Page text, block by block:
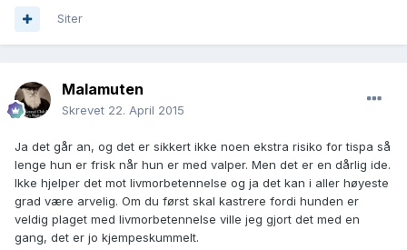
Siter
Malamuten
Skrevet 22. April 2015
Ja det går an, og det er sikkert ikke noen ekstra risiko for tispa så
lenge hun er frisk når hun er med valper. Men det er en dårlig ide.
Ikke hjelper det mot livmorbetennelse og ja det kan i aller høyeste
grad være arvelig. Om du først skal kastrere fordi hunden er
veldig plaget med livmorbetennelse ville jeg gjort det med en
gang, det er jo kjempeskummelt.